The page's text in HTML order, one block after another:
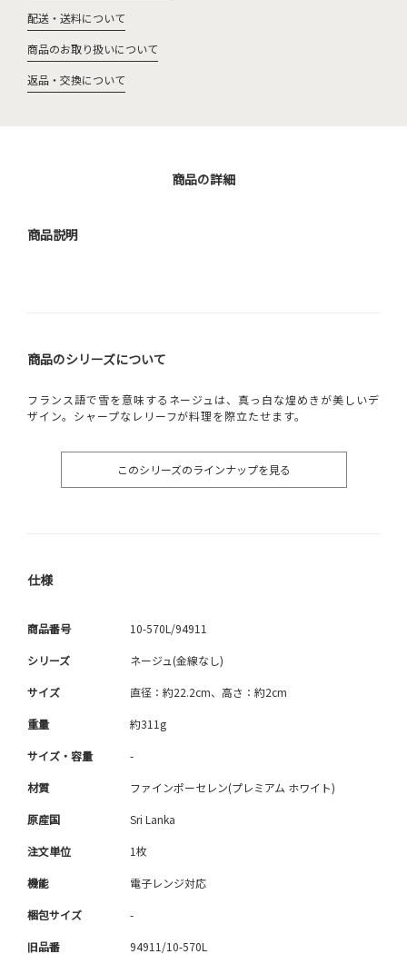
配送・送料について
商品のお取り扱いについて
返品・交換について
商品の詳細
商品説明
商品のシリーズについて
フランス語で雪を意味するネージュは、真っ白な煌めきが美しいデ
ザイン。シャープなレリーフが料理を際立たせます。
このシリーズのラインナップを見る
仕様
商品番号 10-570L/94911
シリーズ ネージュ(金線なし)
サイズ 直径：約22.2cm、高さ：約2cm
重量 約311g
サイズ・容量 -
材質 ファインポーセレン(プレミアム ホワイト)
原産国 Sri Lanka
注文単位 1枚
機能 電子レンジ対応
梱包サイズ -
旧品番 94911/10-570L